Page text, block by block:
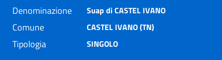
Denominazione Suap di CASTEL IVANO
Comune CASTEL IVANO (TN)
Tipologia SINGOLO